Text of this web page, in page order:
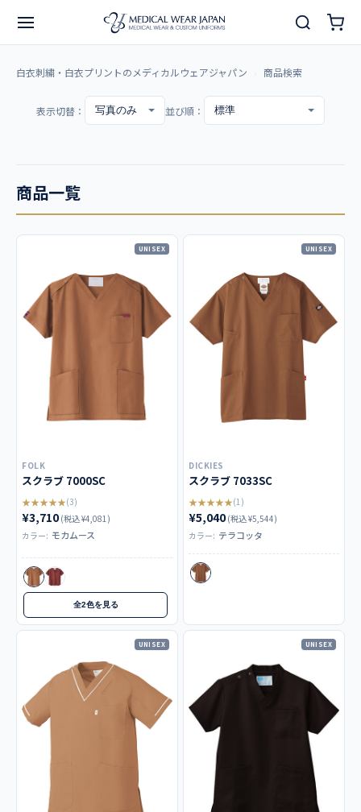
白衣刺繍・白衣プリントのメディカルウェアジャパン 商品検索
表示切替： 並び順：
商品一覧
UNISEX
FOLK
スクラブ 7000SC
★★★★★(3)
¥3,710 (税込 ¥4,081)
カラー: モカムース
全2色を見る
UNISEX
DICKIES
スクラブ 7033SC
★★★★★(1)
¥5,040 (税込 ¥5,544)
カラー: テラコッタ
UNISEX UNISEX